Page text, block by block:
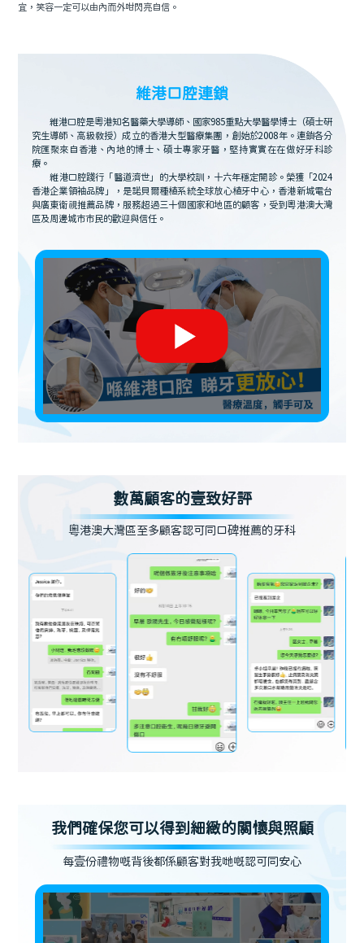
宜，笑容一定可以由內而外咁閃亮自信。
維港口腔連鎖
維港口腔是粵港知名醫藥大學導師、國家985重點大學醫學博士（碩士研
究生導師、高級教授）成立的香港大型醫療集團，創始於2008年。連鎖各分
院匯聚來自香港、內地的博士、碩士專家牙醫，堅持實實在在做好牙科診
療。
維港口腔踐行「醫道濟世」的大學校訓，十六年穩定開診。榮獲「2024
香港企業領袖品牌」，是諾貝爾種植系統全球放心植牙中心，香港新城電台
與廣東衛視推薦品牌，服務超過三十個國家和地區的顧客，受到粵港澳大灣
區及周邊城市市民的歡迎與信任。
數萬顧客的壹致好評
粵港澳大灣區至多顧客認可同口碑推薦的牙科
我們確保您可以得到細緻的關懷與照顧
每壹份禮物嘅背後都係顧客對我哋嘅認可同安心